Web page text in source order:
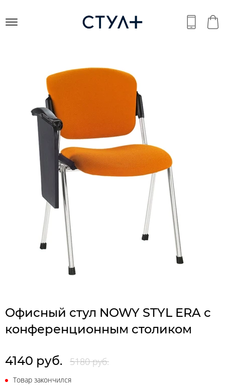
Офисный стул NOWY STYL ERA c
конференционным cтоликом
4140 руб. 5180 руб.
Товар закончился